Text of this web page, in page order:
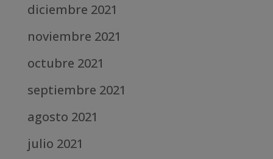
diciembre 2021
noviembre 2021
octubre 2021
septiembre 2021
agosto 2021
julio 2021